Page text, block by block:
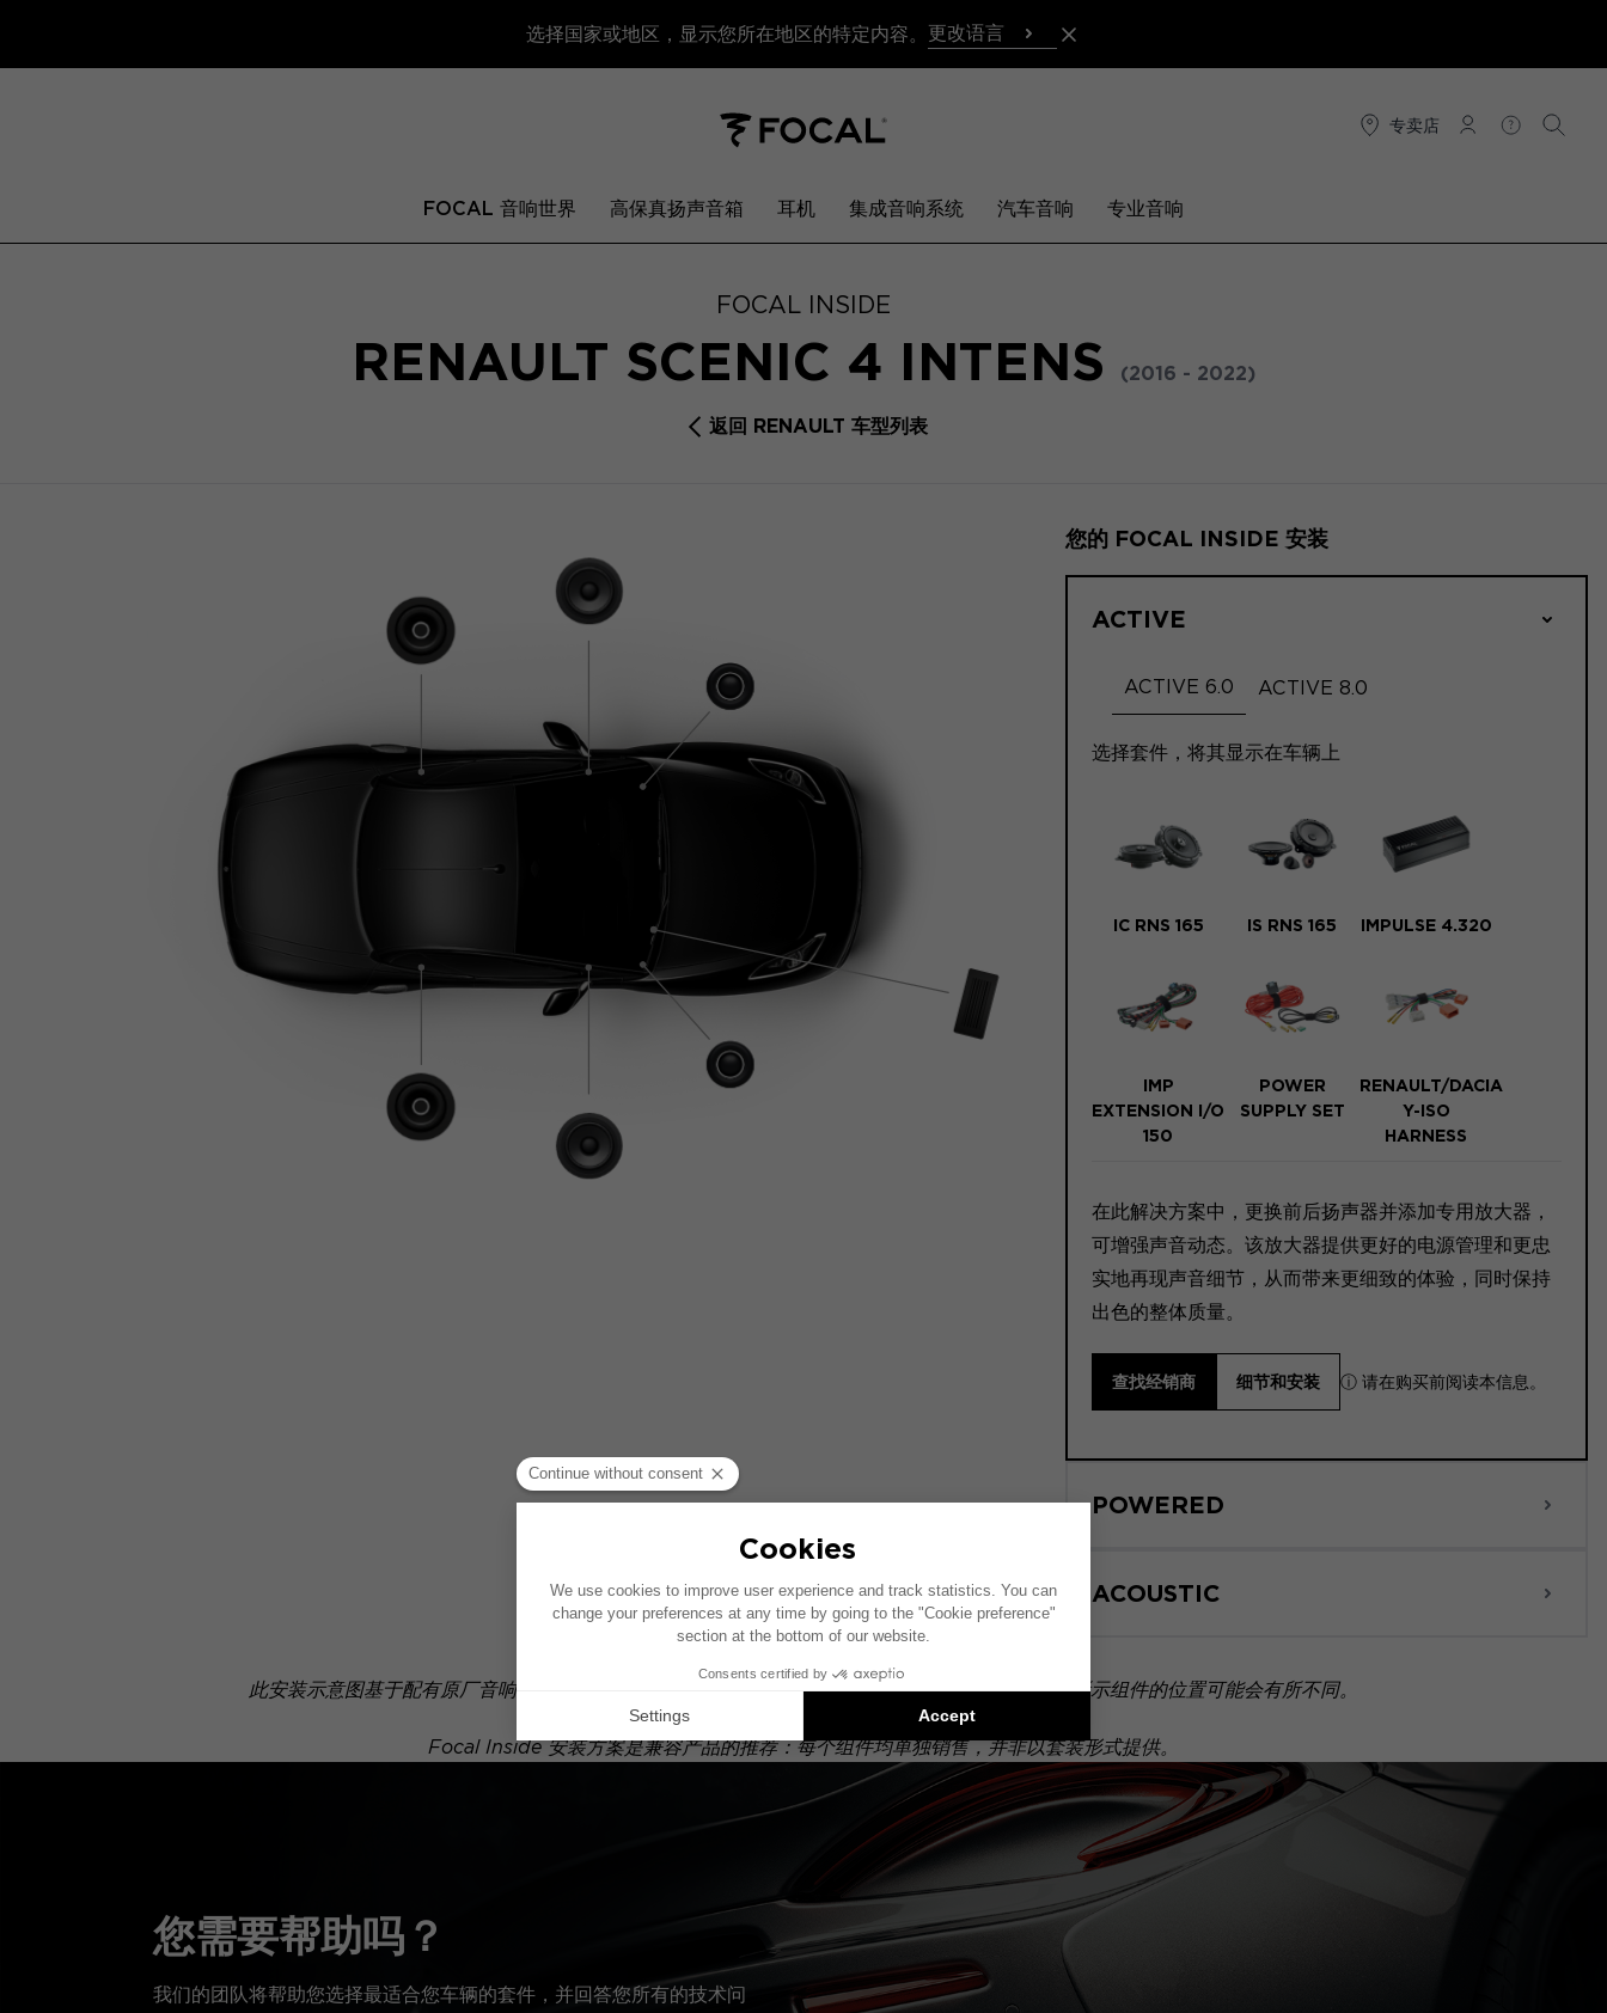
选择国家或地区，显示您所在地区的特定内容。 更改语言
专卖店
连接 帮助 搜索
FOCAL 音响世界 高保真扬声音箱 耳机 集成音响系统 汽车音响 专业音响
FOCAL INSIDE
RENAULT SCENIC 4 INTENS (2016 - 2022)
返回 RENAULT 车型列表
您的 FOCAL INSIDE 安装
ACTIVE
ACTIVE 6.0 ACTIVE 8.0
选择套件，将其显示在车辆上
IC RNS 165 IS RNS 165 IMPULSE 4.320
IMP
EXTENSION I/O
150
POWER
SUPPLY SET
RENAULT/DACIA
Y-ISO
HARNESS
在此解决方案中，更换前后扬声器并添加专用放大器，
可增强声音动态。该放大器提供更好的电源管理和更忠
实地再现声音细节，从而带来更细致的体验，同时保持
出色的整体质量。
查找经销商 细节和安装 ⓘ 请在购买前阅读本信息。
POWERED
ACOUSTIC
此安装示意图基于配有原厂音响系统的车辆绘制。如果您的车辆配有特定的高保真选装配置，图中所示组件的位置可能会有所不同。
Focal Inside 安装方案是兼容产品的推荐：每个组件均单独销售，并非以套装形式提供。
您需要帮助吗？
我们的团队将帮助您选择最适合您车辆的套件，并回答您所有的技术问